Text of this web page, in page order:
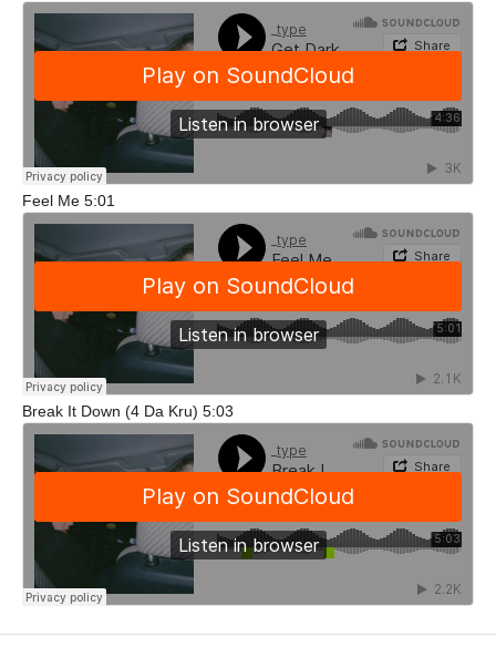
Feel Me 5:01
Break It Down (4 Da Kru) 5:03